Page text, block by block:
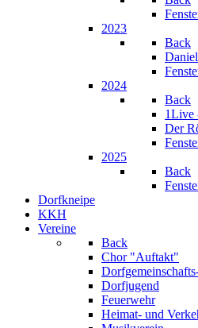
2023
Back
2024
Back
1Live
Der
2025
Back
Dorfkneipe
KKH
Vereine
Back
Chor "Auftakt"
Dorfjugend
Feuerwehr
Heimat- und